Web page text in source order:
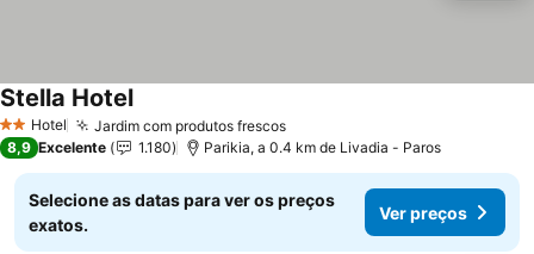
2 Estrelas
Hotel Jardim com produtos frescosVer preços
Stella HotelVer preços
8,9 Excelente 1.180 Parikia, a 0.4 km de Livadia - Paros
Selecione as datas para ver os preços
exatos.
Ver preços